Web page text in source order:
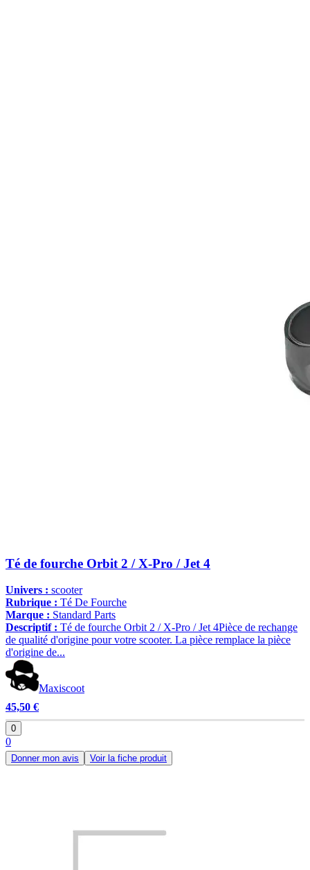
Té de fourche Orbit 2 / X-Pro / Jet 4
Univers : scooter
Rubrique : Té De Fourche
Marque : Standard Parts
Descriptif : Té de fourche Orbit 2 / X-Pro / Jet 4Pièce de rechange
de qualité d'origine pour votre scooter. La pièce remplace la pièce
d'origine de...
Maxiscoot
45,50 €
0
0
Donner mon avis Voir la fiche produit